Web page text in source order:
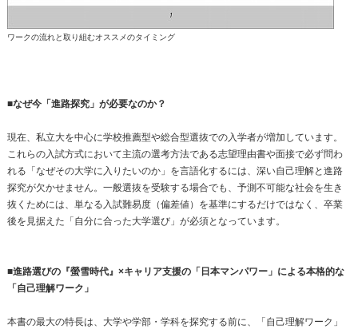
ワークの流れと取り組むオススメのタイミング
■なぜ今「進路探究」が必要なのか？
現在、私立大を中心に学校推薦型や総合型選抜での入学者が増加しています。
これらの入試方式において主流の選考方法である志望理由書や面接で必ず問わ
れる「なぜその大学に入りたいのか」を言語化するには、深い自己理解と進路
探究が欠かせません。一般選抜を受験する場合でも、予測不可能な社会を生き
抜くためには、単なる入試難易度（偏差値）を基準にするだけではなく、卒業
後を見据えた「自分に合った大学選び」が必須となっています。
■進路選びの『螢雪時代』×キャリア支援の「日本マンパワー」による本格的な
「自己理解ワーク」
本書の最大の特長は、大学や学部・学科を探究する前に、「自己理解ワーク」